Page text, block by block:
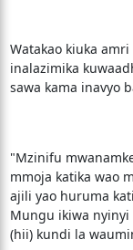
Watakao kiuka
inalazimika
sawa kama inavyo
"Mzinifu
mmoja katika wao
ajili yao huruma
Mungu ikiwa
(hii) kundi la